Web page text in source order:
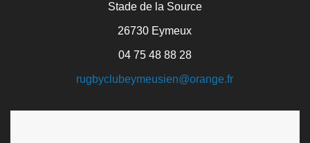
Stade de la Source
26730 Eymeux
04 75 48 88 28
rugbyclubeymeusien@orange.fr